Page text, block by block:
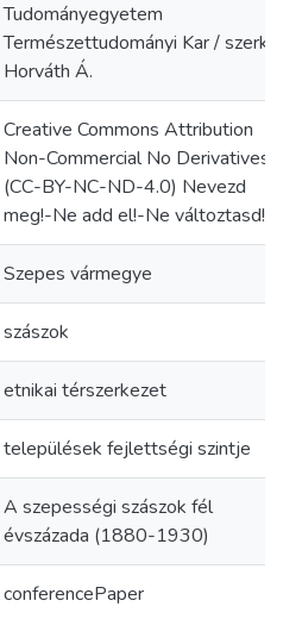
Tudományegyetem
Természettudományi Kar / szerk.
Horváth Á.
Creative Commons Attribution
Non-Commercial No Derivatives
(CC-BY-NC-ND-4.0) Nevezd
meg!-Ne add el!-Ne változtasd!
Szepes vármegye
szászok
etnikai térszerkezet
települések fejlettségi szintje
A szepességi szászok fél
évszázada (1880-1930)
conferencePaper